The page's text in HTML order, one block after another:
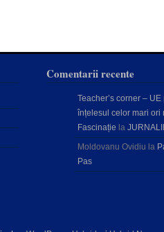
Comentarii recente
Teacher’s corner – UE
înțelesul celor mari ori
Fascinație la
Moldovanu Ovidiu la
Pas